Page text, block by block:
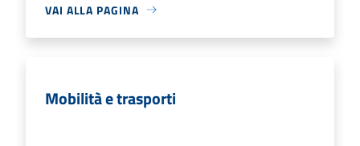
VAI ALLA PAGINA
Mobilità e trasporti